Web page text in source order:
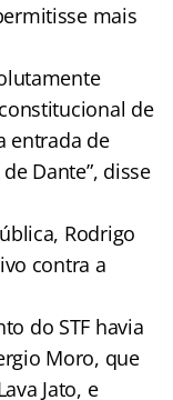
mais
de
entrada de
Dante”, disse
Rodrigo
contra a
do STF havia
Moro, que
Jato, e